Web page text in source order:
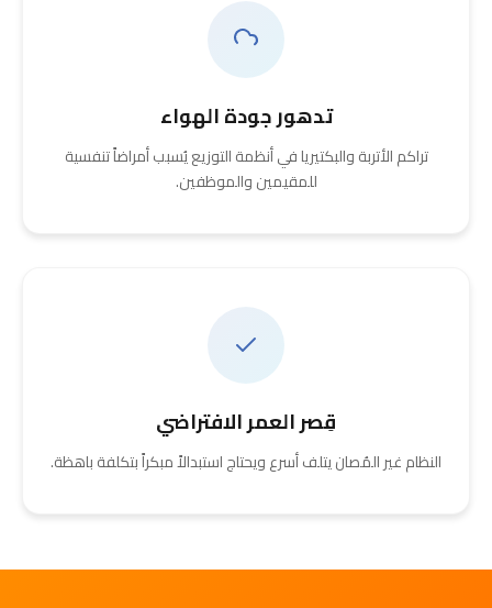
تدهور جودة الهواء
تراكم الأتربة والبكتيريا في أنظمة التوزيع يُسبب أمراضاً تنفسية
للمقيمين والموظفين.
قِصر العمر الافتراضي
النظام غير المُصان يتلف أسرع ويحتاج استبدالاً مبكراً بتكلفة باهظة.